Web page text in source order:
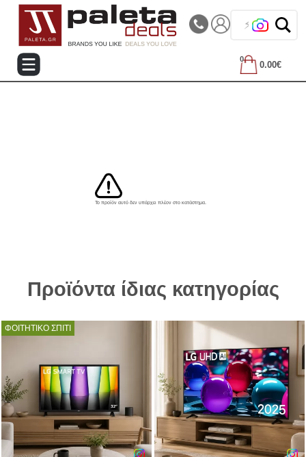
Τηλεφωνικές Παραγγελίες: 2105714144 |||
❤️
0
0.00€
Το προϊόν αυτό δεν υπάρχει πλέον στο κατάστημα.
Προϊόντα ίδιας κατηγορίας
ΦΟΙΤΗΤΙΚΟ ΣΠΙΤΙ